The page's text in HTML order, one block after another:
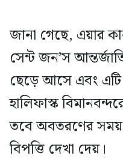
জানা গেছে, এয়ার
সেন্ট জন’স
ছেড়ে আসে এবং এটি
হালিফাস্ক
তবে অবতরণের সময়
বিপত্তি দেখা দেয়।